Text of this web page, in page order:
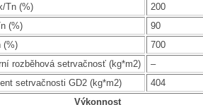
Tn (%)
200
(%)
90
(%)
700
rozběhová setrvačnosť (kg*m2)
–
setrvačnosti GD2 (kg*m2)
404
Výkonnost